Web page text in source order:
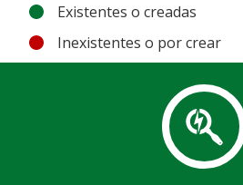
Existentes o creadas
Inexistentes o por crear